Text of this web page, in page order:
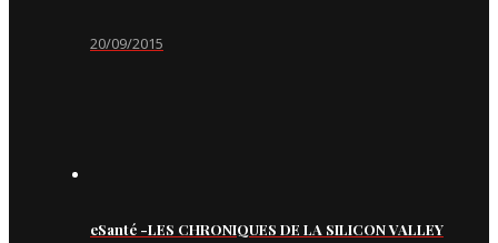
20/09/2015
eSanté -LES CHRONIQUES DE LA SILICON VALLEY